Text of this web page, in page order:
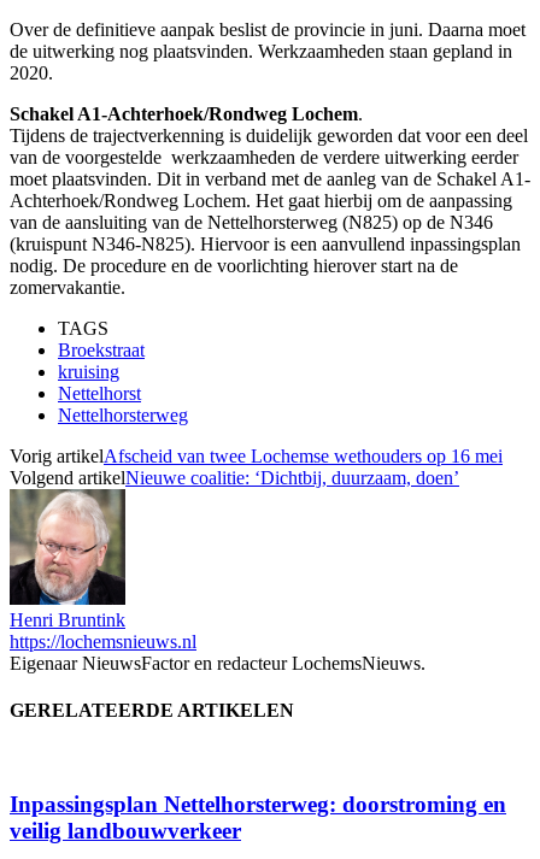
Over de definitieve aanpak beslist de provincie in juni. Daarna moet
de uitwerking nog plaatsvinden. Werkzaamheden staan gepland in
2020.
Schakel A1-Achterhoek/Rondweg Lochem.
Tijdens de trajectverkenning is duidelijk geworden dat voor een deel
van de voorgestelde werkzaamheden de verdere uitwerking eerder
moet plaatsvinden. Dit in verband met de aanleg van de Schakel A1-
Achterhoek/Rondweg Lochem. Het gaat hierbij om de aanpassing
van de aansluiting van de Nettelhorsterweg (N825) op de N346
(kruispunt N346-N825). Hiervoor is een aanvullend inpassingsplan
nodig. De procedure en de voorlichting hierover start na de
zomervakantie.
TAGS
Broekstraat
kruising
Nettelhorst
Nettelhorsterweg
Vorig artikelAfscheid van twee Lochemse wethouders op 16 mei
Volgend artikelNieuwe coalitie: ‘Dichtbij, duurzaam, doen’
Henri Bruntink
https://lochemsnieuws.nl
Eigenaar NieuwsFactor en redacteur LochemsNieuws.
GERELATEERDE ARTIKELEN
Inpassingsplan Nettelhorsterweg: doorstroming en
veilig landbouwverkeer